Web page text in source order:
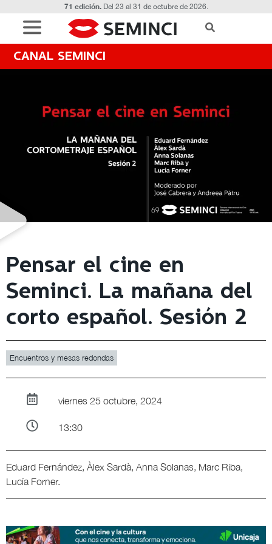
71 edición.Del 23 al 31 de octubre de 2026.
CANAL SEMINCI
Pensar el cine en
Seminci. La mañana del
corto español. Sesión 2
Encuentros y mesas redondas
viernes 25 octubre, 2024
13:30
Eduard Fernández, Àlex Sardà, Anna Solanas, Marc Riba,
Lucía Forner.